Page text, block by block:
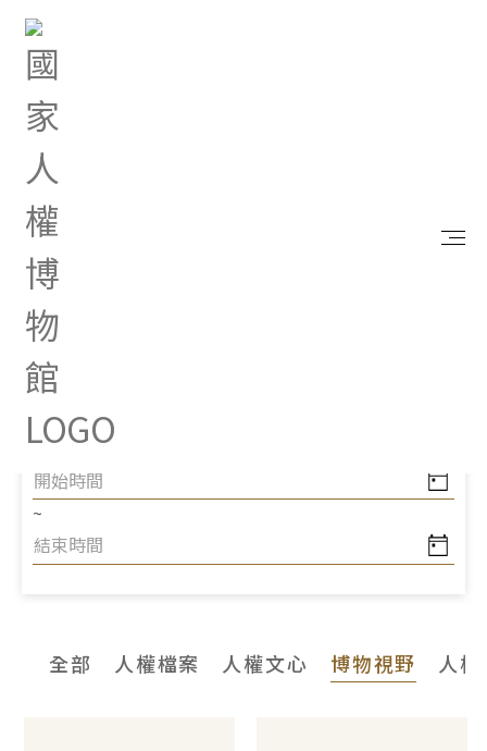
首頁
出版品
關鍵字
分類
出版時間
~
全部 人權檔案 人權文心 博物視野 人